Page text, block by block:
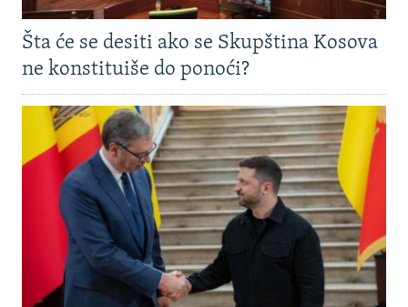
Šta će se desiti ako se Skupština Kosova
ne konstituiše do ponoći?